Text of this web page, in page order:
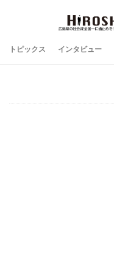
トピックス インタビュー